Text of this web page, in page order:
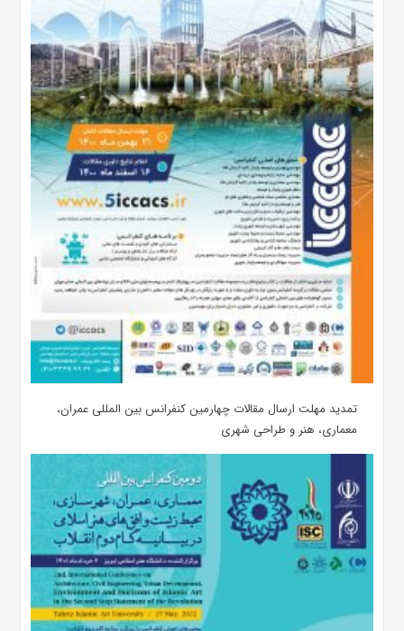
تمدید مهلت ارسال مقالات چهارمین کنفرانس بین المللی عمران،
معماری، هنر و طراحی شهری